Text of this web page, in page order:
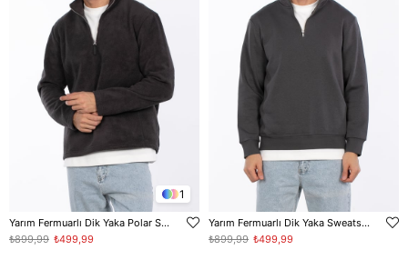
1
Yarım Fermuarlı Dik Yaka Polar Sweatshirt - Antrasit
₺499,99
₺899,99
Yarım Fermuarlı Dik Yaka Sweatshirt - Antrasit
₺499,99
₺899,99